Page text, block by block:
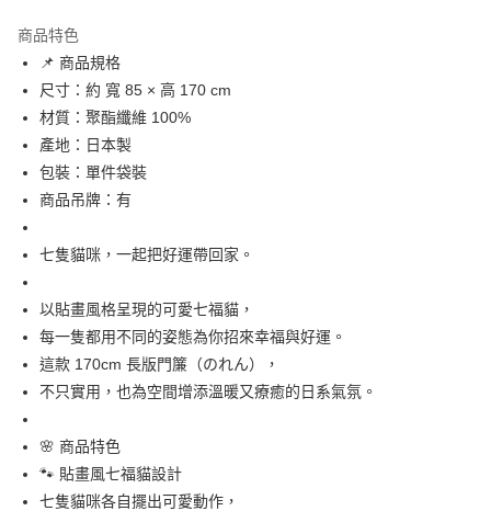
合作金庫商業銀行
華南商業銀行
上海商業儲蓄銀行
國泰世華商業銀行
臺灣中小企業銀行
匯豐（台灣）商業銀行
聯邦商業銀行
元大商業銀行
台新國際商業銀行
超商取貨付款
LINE Pay
Apple Pay
街口支付
Google Pay
運送方式
全家取貨付款
每筆NT$65，滿NT$999(含以上)免運費
付款後全家取貨
每筆NT$65，滿NT$999(含以上)免運費
商品特色
📌 商品規格
尺寸：約 寬 85 × 高 170 cm
材質：聚酯纖維 100%
產地：日本製
包裝：單件袋裝
商品吊牌：有
七隻貓咪，一起把好運帶回家。
以貼畫風格呈現的可愛七福貓，
每一隻都用不同的姿態為你招來幸福與好運。
這款 170cm 長版門簾（のれん），
不只實用，也為空間增添溫暖又療癒的日系氣氛。
🌸 商品特色
🐾 貼畫風七福貓設計
七隻貓咪各自擺出可愛動作，